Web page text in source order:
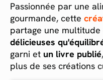
Passionnée par une
gourmande, cette
partage une multitude
délicieuses
garni et un livre publié,
plus de ses créations